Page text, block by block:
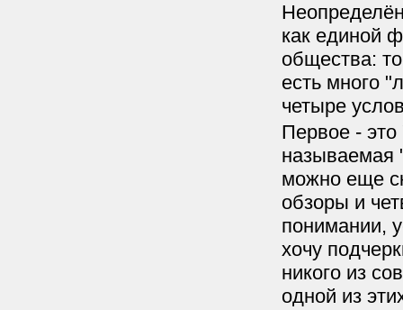
как единой
общества:
есть много
четыре
Первое - это
называемая
можно еще
обзоры и
понимании,
хочу
никого из
одной из